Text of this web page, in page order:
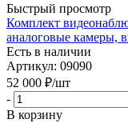
Быстрый просмотр
Комплект
аналоговые камеры,
Есть в наличии
Артикул: 09090
52 000 ₽/шт
-
В корзину